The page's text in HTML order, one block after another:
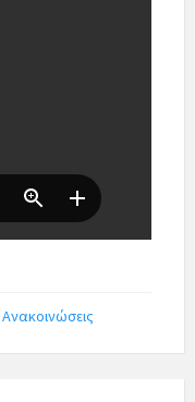
Ανακοινώσεις